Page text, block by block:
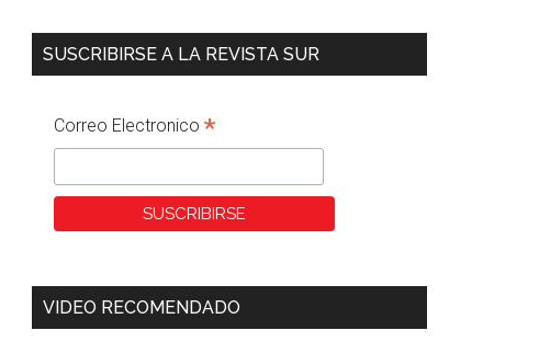
SUSCRIBIRSE A LA REVISTA SUR
Correo Electronico *
VIDEO RECOMENDADO